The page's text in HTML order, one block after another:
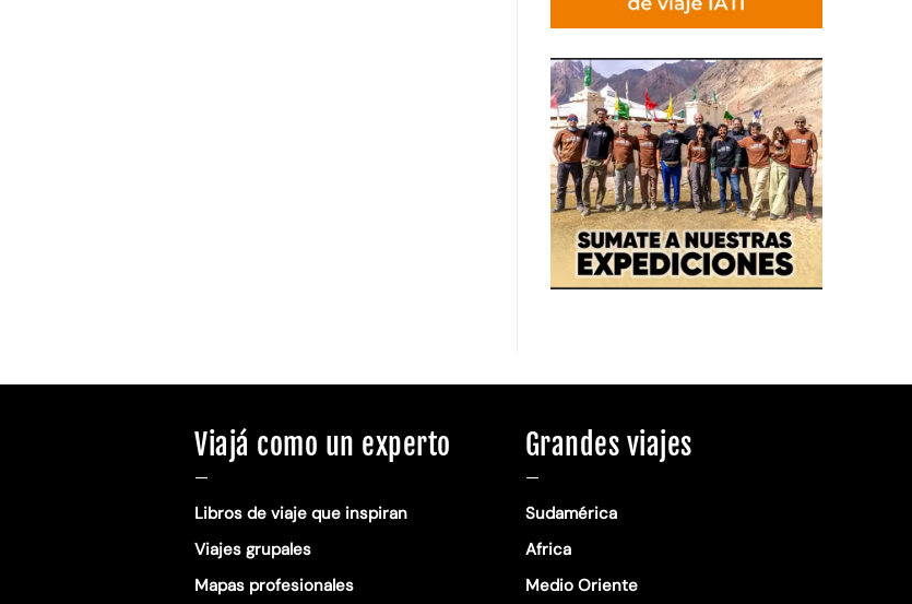
Viajá como un experto
—
Libros de viaje que inspiran
Viajes grupales
Mapas profesionales
Grandes viajes
—
Sudamérica
Africa
Medio Oriente